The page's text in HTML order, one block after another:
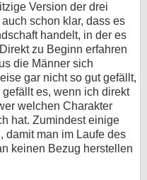
Version der drei
schon klar, dass es
handelt, in der es
zu Beginn erfahren
die Männer sich
gar nicht so gut gefällt,
es, wenn ich direkt
welchen Charakter
hat. Zumindest einige
damit man im Laufe des
keinen Bezug herstellen
Einstellungen
Ansicht